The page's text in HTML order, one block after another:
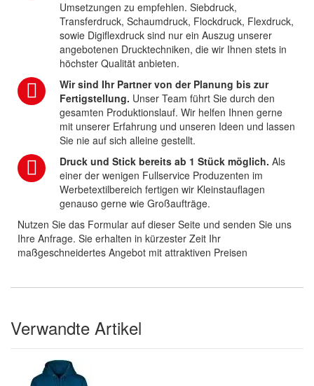
Umsetzungen zu empfehlen. Siebdruck,
Transferdruck, Schaumdruck, Flockdruck, Flexdruck,
sowie Digiflexdruck sind nur ein Auszug unserer
angebotenen Drucktechniken, die wir Ihnen stets in
höchster Qualität anbieten.
Wir sind Ihr Partner von der Planung bis zur
Fertigstellung. Unser Team führt Sie durch den
gesamten Produktionslauf. Wir helfen Ihnen gerne
mit unserer Erfahrung und unseren Ideen und lassen
Sie nie auf sich alleine gestellt.
Druck und Stick bereits ab 1 Stück möglich. Als
einer der wenigen Fullservice Produzenten im
Werbetextilbereich fertigen wir Kleinstauflagen
genauso gerne wie Großaufträge.
Nutzen Sie das Formular auf dieser Seite und senden Sie uns
Ihre Anfrage. Sie erhalten in kürzester Zeit Ihr
maßgeschneidertes Angebot mit attraktiven Preisen
Verwandte Artikel